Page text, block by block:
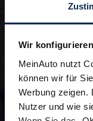
Wir
MeinAuto nutzt
können wir für
Werbung zeigen.
Nutzer und wie